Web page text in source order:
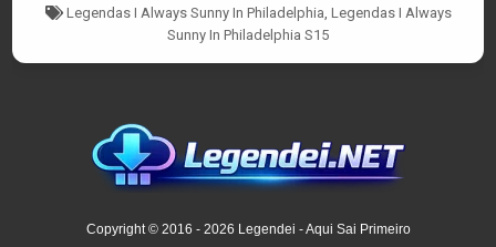
Tagged
Legendas I Always Sunny In Philadelphia Legendas I Always
Sunny In Philadelphia S15
Copyright © 2016 - 2026 Legendei - Aqui Sai Primeiro